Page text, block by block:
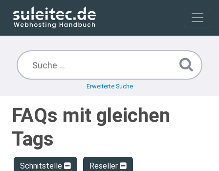
Erweiterte Suche
FAQs mit gleichen
Tags
Schnitstelle Reseller